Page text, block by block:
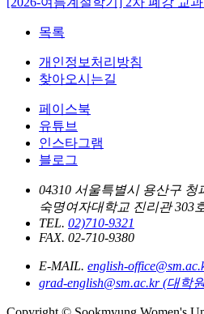
목록
개인정보처리방침
찾아오시는길
페이스북
유튜브
인스타그램
블로그
04310 서울특별시 용산구 청
숙명여자대학교 진리관 303
TEL. 02)710-9321
FAX. 02-710-9380
E-MAIL. english-
grad-english@sm.ac.kr (대학